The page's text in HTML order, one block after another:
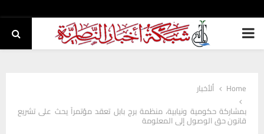
PRIMARY
Home
ألأخبار
بمشاركة حكومية ونيابية، منظمة برج بابل تعقد مؤتمراً يحث على تشريع
قانون حق الوصول إلى المعلومة